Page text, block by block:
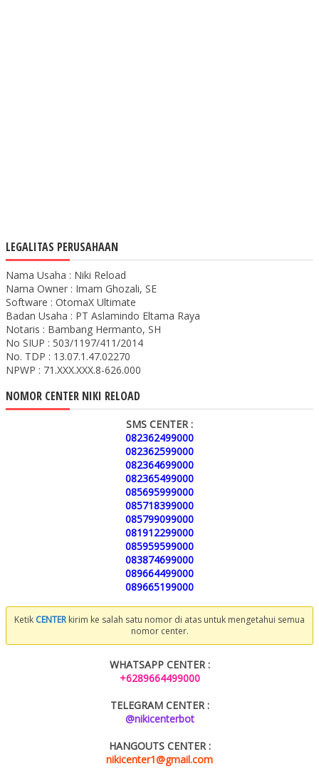
LEGALITAS PERUSAHAAN
Nama Usaha : Niki Reload
Nama Owner : Imam Ghozali, SE
Software : OtomaX Ultimate
Badan Usaha : PT Aslamindo Eltama Raya
Notaris : Bambang Hermanto, SH
No SIUP : 503/1197/411/2014
No. TDP : 13.07.1.47.02270
NPWP : 71.XXX.XXX.8-626.000
NOMOR CENTER NIKI RELOAD
SMS CENTER :
082362499000
082362599000
082364699000
082365499000
085695999000
085718399000
085799099000
081912299000
085959599000
083874699000
089664499000
089665199000
Ketik CENTER kirim ke salah satu nomor di atas untuk mengetahui semua
nomor center.
WHATSAPP CENTER :
+6289664499000
TELEGRAM CENTER :
@nikicenterbot
HANGOUTS CENTER :
nikicenter1@gmail.com